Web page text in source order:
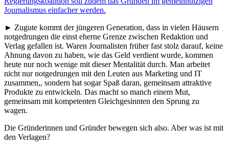
Journalismus einfacher werden.
► Zugute kommt der jüngeren Generation, dass in vielen Häusern
notgedrungen die einst eherne Grenze zwischen Redaktion und
Verlag gefallen ist. Waren Journalisten früher fast stolz darauf, keine
Ahnung davon zu haben, wie das Geld verdient wurde, kommen
heute nur noch wenige mit dieser Mentalität durch. Man arbeitet
nicht nur notgedrungen mit den Leuten aus Marketing und IT
zusammen,, sondern hat sogar Spaß daran, gemeinsam attraktive
Produkte zu entwickeln. Das macht so manch einem Mut,
gemeinsam mit kompetenten Gleichgesinnten den Sprung zu
wagen.
Die Gründerinnen und Gründer bewegen sich also. Aber was ist mit
den Verlagen?